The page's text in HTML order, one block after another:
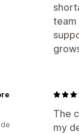
team
The
my